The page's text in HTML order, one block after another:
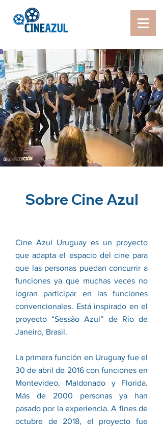
Sobre Cine Azul
Cine Azul Uruguay es un proyecto
que adapta el espacio del cine para
que las personas puedan concurrir a
funciones ya que muchas veces no
logran participar en las funciones
convencionales. Está inspirado en el
proyecto “Sessão Azul” de Río de
Janeiro, Brasil.
La primera función en Uruguay fue el
30 de abril de 2016 con funciones en
Montevideo, Maldonado y Florida.
Más de 2000 personas ya han
pasado por la experiencia. A fines de
octubre de 2018, el proyecto fue